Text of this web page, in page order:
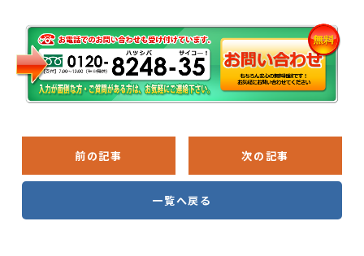
前の記事 次の記事
一覧へ戻る